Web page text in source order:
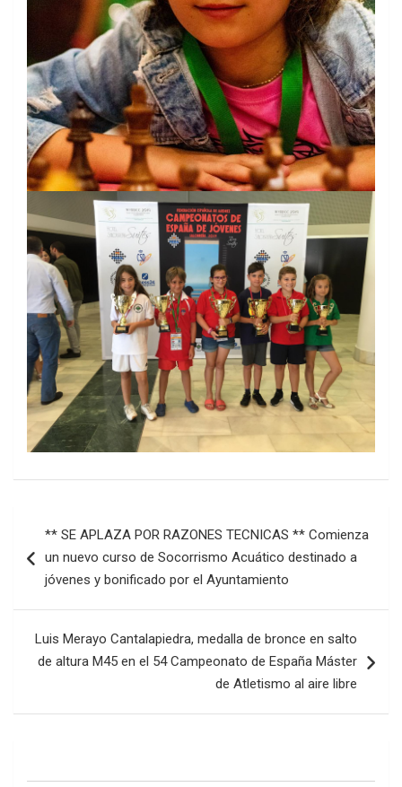
de
entradas
** SE APLAZA POR RAZONES TECNICAS ** Comienza
un nuevo curso de Socorrismo Acuático destinado a
jóvenes y bonificado por el Ayuntamiento
Luis Merayo Cantalapiedra, medalla de bronce en salto
de altura M45 en el 54 Campeonato de España Máster
de Atletismo al aire libre